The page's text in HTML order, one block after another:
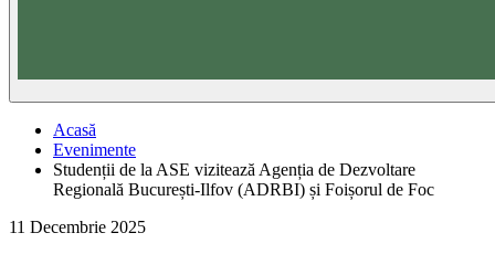
Acasă
Evenimente
Studenții de la ASE vizitează Agenția de Dezvoltare
Regională București-Ilfov (ADRBI) și Foișorul de Foc
11 Decembrie 2025